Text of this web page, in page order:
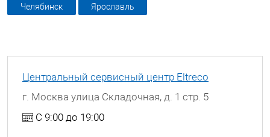
Челябинск Ярославль
Центральный сервисный центр Eltreco
г. Москва улица Складочная, д. 1 стр. 5
С 9:00 до 19:00